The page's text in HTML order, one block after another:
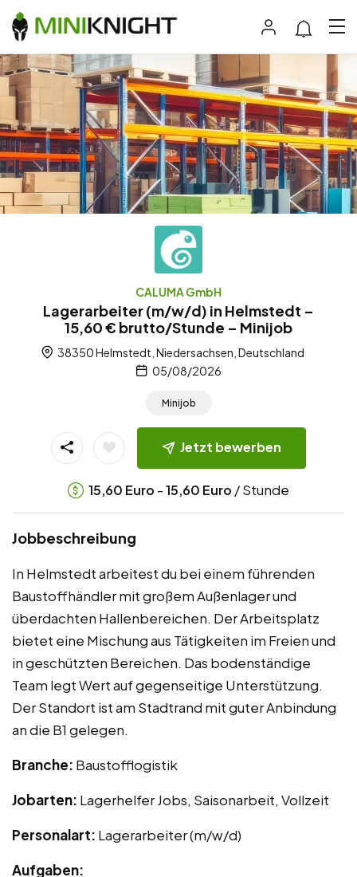
CALUMA GmbH
Lagerarbeiter (m/w/d) in Helmstedt –
15,60 € brutto/Stunde – Minijob
38350 Helmstedt, Niedersachsen, Deutschland
05/08/2026
Minijob
Jetzt bewerben
15,60 Euro -15,60 Euro / Stunde
Jobbeschreibung
In Helmstedt arbeitest du bei einem führenden
Baustoffhändler mit großem Außenlager und
überdachten Hallenbereichen. Der Arbeitsplatz
bietet eine Mischung aus Tätigkeiten im Freien und
in geschützten Bereichen. Das bodenständige
Team legt Wert auf gegenseitige Unterstützung.
Der Standort ist am Stadtrand mit guter Anbindung
an die B1 gelegen.
Branche: Baustofflogistik
Jobarten: Lagerhelfer Jobs, Saisonarbeit, Vollzeit
Personalart: Lagerarbeiter (m/w/d)
Aufgaben: